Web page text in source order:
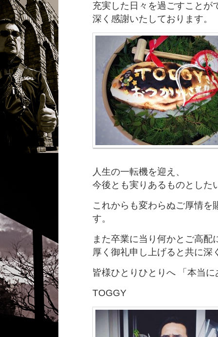
充実した日々を過ごすことが
深く感謝いたしております。
人生の一転機を迎え、
今後とも実りあるものとした
これからも変わらぬご厚情を
す。
また卒業に当り何かとご高配
厚く御礼申し上げると共に深
皆様ひとりひとりへ 「本当
TOGGY